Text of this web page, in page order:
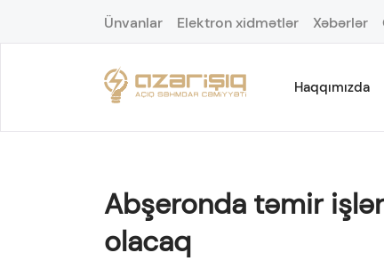
Ünvanlar Elektron xidmətlər Xəbərlər
Haqqımızda
Abşeronda təmir
olacaq